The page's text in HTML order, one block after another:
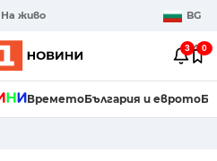
На живо BG
3 0
ВреметоБългария и еврото